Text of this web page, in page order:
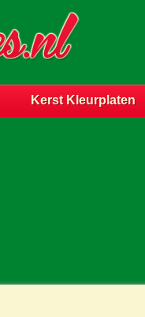
Kerst Kleurplaten